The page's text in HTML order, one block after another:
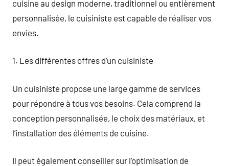
cuisine au design moderne, traditionnel ou entièrement
personnalisée, le cuisiniste est capable de réaliser vos
envies.
1. Les différentes offres d’un cuisiniste
Un cuisiniste propose une large gamme de services
pour répondre à tous vos besoins. Cela comprend la
conception personnalisée, le choix des matériaux, et
l’installation des éléments de cuisine.
Il peut également conseiller sur l’optimisation de